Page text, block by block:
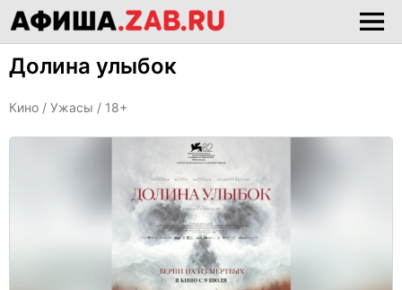
Долина улыбок
Кино / Ужасы / 18+